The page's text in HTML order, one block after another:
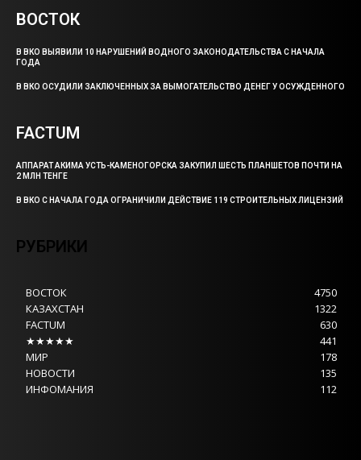
ВОСТОК
В ВКО ВЫЯВИЛИ 10 НАРУШЕНИЙ ВОДНОГО ЗАКОНОДАТЕЛЬСТВА С НАЧАЛА
ГОДА
В ВКО ОСУДИЛИ ЗАКЛЮЧЕННЫХ ЗА ВЫМОГАТЕЛЬСТВО ДЕНЕГ У ОСУЖДЕННОГО
FACTUM
АППАРАТ АКИМА УСТЬ-КАМЕНОГОРСКА ЗАКУПИЛ ШЕСТЬ ПЛАНШЕТОВ ПОЧТИ НА
2 МЛН ТЕНГЕ
В ВКО С НАЧАЛА ГОДА ОГРАНИЧИЛИ ДЕЙСТВИЕ 119 СТРОИТЕЛЬНЫХ ЛИЦЕНЗИЙ
РУБРИКИ
ВОСТОК
4750
КАЗАХСТАН
1322
FACTUM
630
★★★★★
441
МИР
178
НОВОСТИ
135
ИНФОМАНИЯ
112